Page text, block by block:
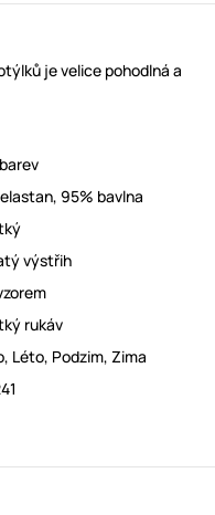
je velice pohodlná a
, 95% bavlna
výstřih
rukáv
, Léto, Podzim, Zima